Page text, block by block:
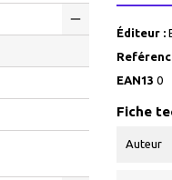
Éditeur :
EAN13 0
Fiche
Auteur